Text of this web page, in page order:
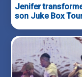
Jenifer
son Juke Box